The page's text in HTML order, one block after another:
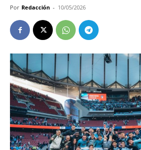
Por Redacción - 10/05/2026